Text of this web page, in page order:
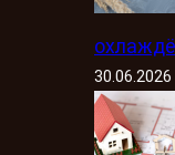
30.06.2026